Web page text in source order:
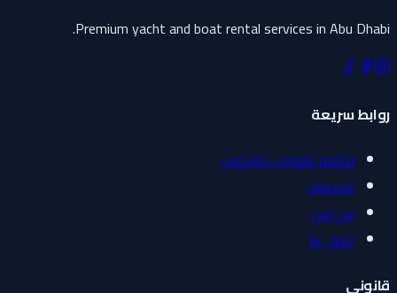
Premium yacht and boat rental services in Abu Dhabi.
روابط سريعة
قائمة القوارب واليخوت
الخدمات
من نحن
اتصل بنا
قانوني